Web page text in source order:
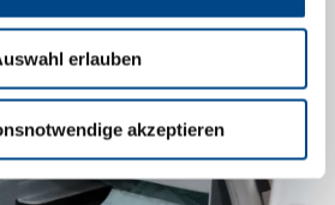
erlauben
akzeptieren